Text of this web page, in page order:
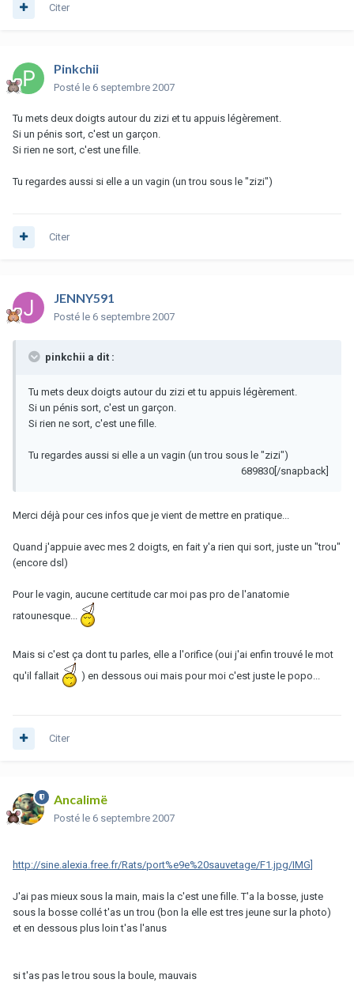
Citer
Pinkchii
Posté le 6 septembre 2007
Tu mets deux doigts autour du zizi et tu appuis légèrement.
Si un pénis sort, c'est un garçon.
Si rien ne sort, c'est une fille.
Tu regardes aussi si elle a un vagin (un trou sous le "zizi")
Citer
JENNY591
Posté le 6 septembre 2007
pinkchii a dit :
Tu mets deux doigts autour du zizi et tu appuis légèrement.
Si un pénis sort, c'est un garçon.
Si rien ne sort, c'est une fille.
Tu regardes aussi si elle a un vagin (un trou sous le "zizi")
689830[/snapback]
Merci déjà pour ces infos que je vient de mettre en pratique...
Quand j'appuie avec mes 2 doigts, en fait y'a rien qui sort, juste un "trou"
(encore dsl)
Pour le vagin, aucune certitude car moi pas pro de l'anatomie
ratounesque...
Mais si c'est ça dont tu parles, elle a l'orifice (oui j'ai enfin trouvé le mot
qu'il fallait
) en dessous oui mais pour moi c'est juste le popo...
Citer
Ancalimë
Posté le 6 septembre 2007
http://sine.alexia.free.fr/Rats/port%e9e%20sauvetage/F1.jpg/IMG]
J'ai pas mieux sous la main, mais la c'est une fille. T'a la bosse, juste
sous la bosse collé t'as un trou (bon la elle est tres jeune sur la photo)
et en dessous plus loin t'as l'anus
si t'as pas le trou sous la boule, mauvais